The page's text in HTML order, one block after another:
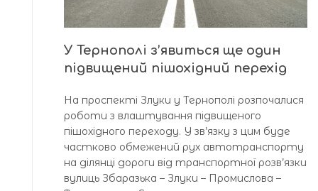
У Тернополі з’явиться ще один
підвищений пішохідний перехід
На проспекті Злуки у Тернополі розпочалися
роботи з влаштування підвищеного
пішохідного переходу. У зв’язку з цим буде
частково обмежений рух автотранспорту
на ділянці дороги від транспортної розв’язки
вулиць Збаразька – Злуки – Промислова –